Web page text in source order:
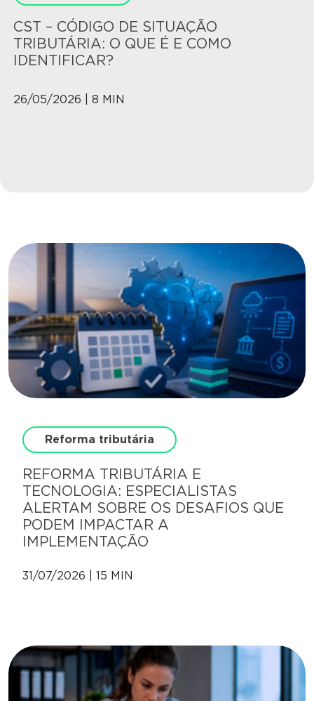
CST – CÓDIGO DE SITUAÇÃO
TRIBUTÁRIA: O QUE É E COMO
IDENTIFICAR?
26/05/2026 | 8 MIN
Reforma tributária
REFORMA TRIBUTÁRIA E
TECNOLOGIA: ESPECIALISTAS
ALERTAM SOBRE OS DESAFIOS QUE
PODEM IMPACTAR A
IMPLEMENTAÇÃO
31/07/2026 | 15 MIN